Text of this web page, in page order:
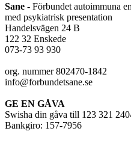
Sane - Förbundet autoimmuna
med psykiatrisk presentation
Handelsvägen 24 B
122 32 Enskede
073-73 93 930
org. nummer 802470-1842
info@forbundetsane.se
GE EN GÅVA
Swisha din gåva till 123 321
Bankgiro: 157-7956